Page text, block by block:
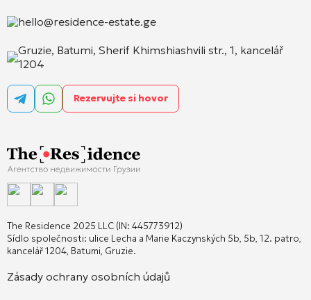
The Residence 2025 LLC (IN: 445773912)
Sídlo společnosti: ulice Lecha a Marie Kaczynských 5b, 5b, 12. patro,
kancelář 1204, Batumi, Gruzie.
Zásady ochrany osobních údajů
hello@residence-estate.ge
Gruzie, Batumi, Sherif Khimshiashvili str., 1, kancelář
1204
Rezervujte si hovor